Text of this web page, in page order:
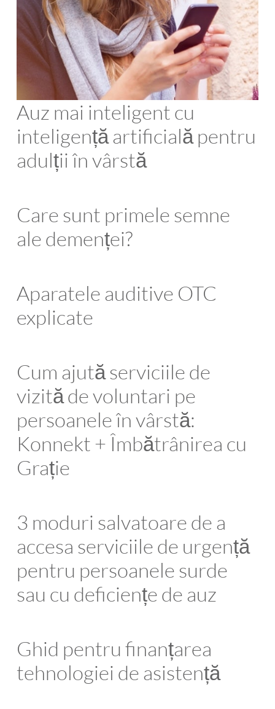
Auz mai inteligent cu
inteligență artificială pentru
adulții în vârstă
Care sunt primele semne
ale demenței?
Aparatele auditive OTC
explicate
Cum ajută serviciile de
vizită de voluntari pe
persoanele în vârstă:
Konnekt + Îmbătrânirea cu
Grație
3 moduri salvatoare de a
accesa serviciile de urgență
pentru persoanele surde
sau cu deficiențe de auz
Ghid pentru finanțarea
tehnologiei de asistență